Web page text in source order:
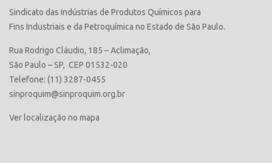
Sindicato das Indústrias de Produtos Químicos para
Fins Industriais e da Petroquímica no Estado de São Paulo.
Rua Rodrigo Cláudio, 185 – Aclimação,
São Paulo – SP, CEP 01532-020
Telefone: (11) 3287-0455
sinproquim@sinproquim.org.br
Ver localização no mapa